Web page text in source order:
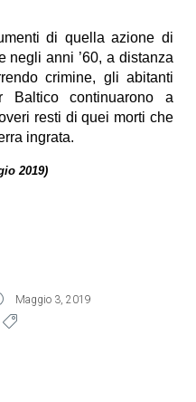
di quella azione di
negli anni ’60, a distanza
crimine, gli abitanti
continuarono a
resti di quei morti che
ingrata.
2019)
Maggio 3, 2019